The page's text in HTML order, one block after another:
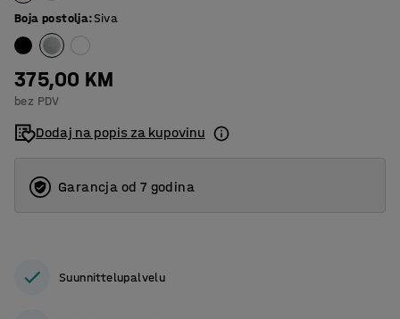
Boja postolja:Siva
375,00 KM
bez PDV
Dodaj na popis za kupovinu
Garancja od 7 godina
Suunnittelupalvelu